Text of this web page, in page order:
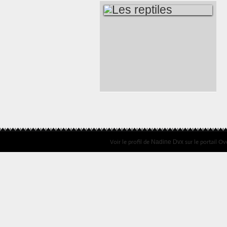
Voir le profil de Nadine Dvxsur le portail